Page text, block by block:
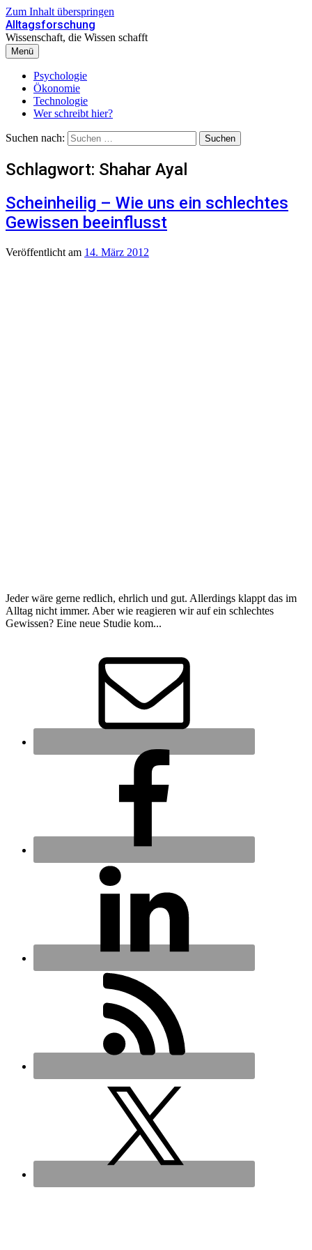
Zum Inhalt überspringen
Alltagsforschung
Wissenschaft, die Wissen schafft
Menü
Psychologie
Ökonomie
Technologie
Wer schreibt hier?
Suchen nach:
Schlagwort: Shahar Ayal
Scheinheilig – Wie uns ein schlechtes
Gewissen beeinflusst
Veröffentlicht am 14. März 2012
Jeder wäre gerne redlich, ehrlich und gut. Allerdings klappt das im
Alltag nicht immer. Aber wie reagieren wir auf ein schlechtes
Gewissen? Eine neue Studie kom...